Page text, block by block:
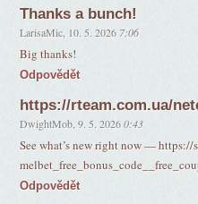
Thanks a bunch!
LarisaMic 10. 5. 2026 7:06
Big thanks!
Odpovědět
https://rteam.com.ua/
DwightMob ,9. 5. 2026 0:43
See what’s new right now —
Odpovědět